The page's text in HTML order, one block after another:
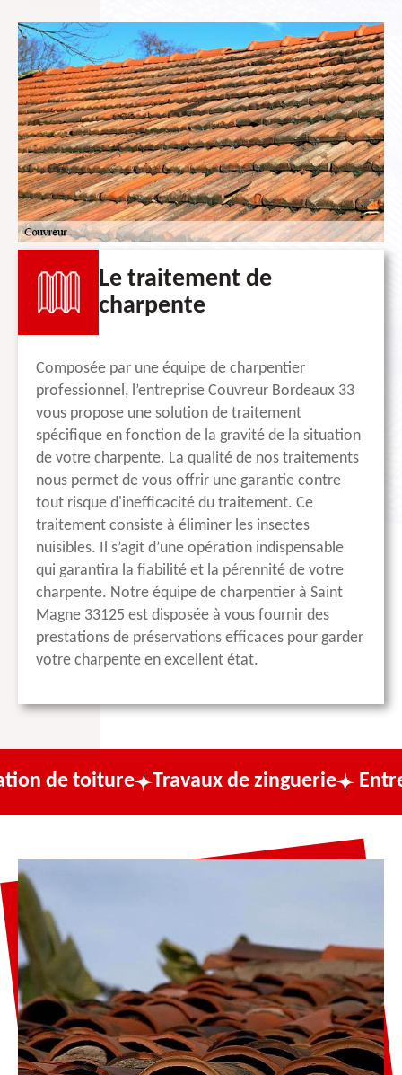
Le traitement de
charpente
Composée par une équipe de charpentier
professionnel, l’entreprise Couvreur Bordeaux 33
vous propose une solution de traitement
spécifique en fonction de la gravité de la situation
de votre charpente. La qualité de nos traitements
nous permet de vous offrir une garantie contre
tout risque d'inefficacité du traitement. Ce
traitement consiste à éliminer les insectes
nuisibles. Il s’agit d’une opération indispensable
qui garantira la fiabilité et la pérennité de votre
charpente. Notre équipe de charpentier à Saint
Magne 33125 est disposée à vous fournir des
prestations de préservations efficaces pour garder
votre charpente en excellent état.
toiture Travaux de zinguerie Entreprise